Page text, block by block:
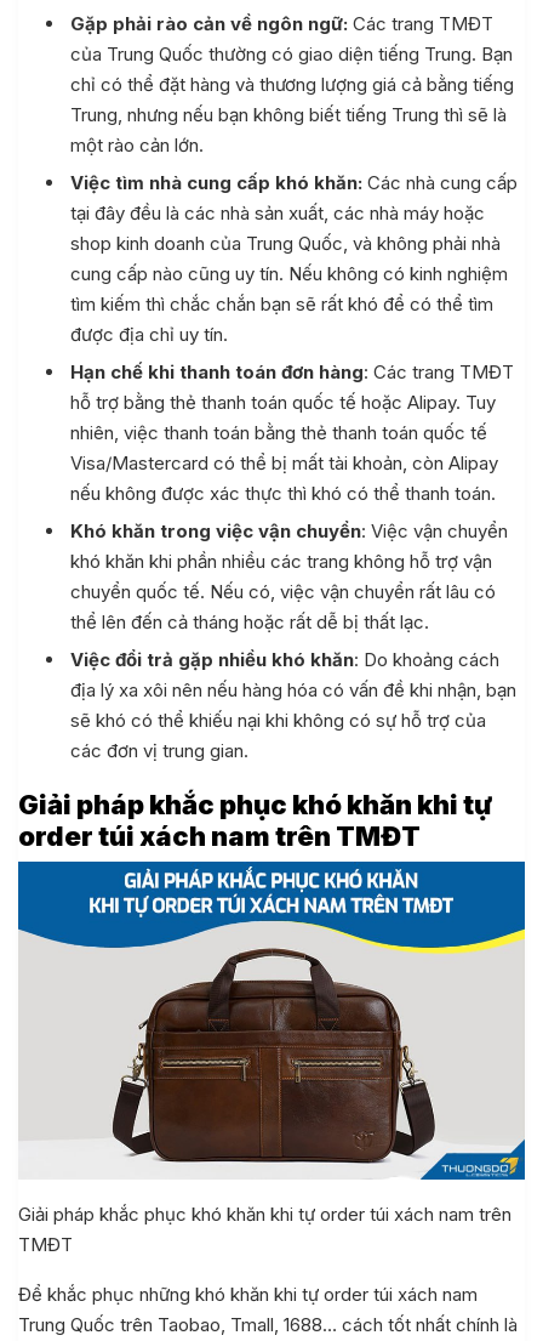
Gặp phải rào cản về ngôn ngữ: Các trang TMĐT
của Trung Quốc thường có giao diện tiếng Trung. Bạn
chỉ có thể đặt hàng và thương lượng giá cả bằng tiếng
Trung, nhưng nếu bạn không biết tiếng Trung thì sẽ là
một rào cản lớn.
Việc tìm nhà cung cấp khó khăn: Các nhà cung cấp
tại đây đều là các nhà sản xuất, các nhà máy hoặc
shop kinh doanh của Trung Quốc, và không phải nhà
cung cấp nào cũng uy tín. Nếu không có kinh nghiệm
tìm kiếm thì chắc chắn bạn sẽ rất khó để có thể tìm
được địa chỉ uy tín.
Hạn chế khi thanh toán đơn hàng: Các trang TMĐT
hỗ trợ bằng thẻ thanh toán quốc tế hoặc Alipay. Tuy
nhiên, việc thanh toán bằng thẻ thanh toán quốc tế
Visa/Mastercard có thể bị mất tài khoản, còn Alipay
nếu không được xác thực thì khó có thể thanh toán.
Khó khăn trong việc vận chuyển: Việc vận chuyển
khó khăn khi phần nhiều các trang không hỗ trợ vận
chuyển quốc tế. Nếu có, việc vận chuyển rất lâu có
thể lên đến cả tháng hoặc rất dễ bị thất lạc.
Việc đổi trả gặp nhiều khó khăn: Do khoảng cách
địa lý xa xôi nên nếu hàng hóa có vấn đề khi nhận, bạn
sẽ khó có thể khiếu nại khi không có sự hỗ trợ của
các đơn vị trung gian.
Giải pháp khắc phục khó khăn khi tự
order túi xách nam trên TMĐT
Giải pháp khắc phục khó khăn khi tự order túi xách nam trên
TMĐT
Để khắc phục những khó khăn khi tự order túi xách nam
Trung Quốc trên Taobao, Tmall, 1688… cách tốt nhất chính là